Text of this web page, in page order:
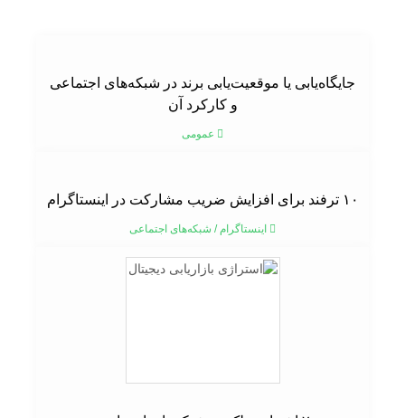
جایگاه‌یابی یا موقعیت‌یابی برند در شبکه‌های اجتماعی
و کارکرد آن
عمومی
۱۰ ترفند برای افزایش ضریب مشارکت در اینستاگرام
اینستاگرام/شبکه‌های اجتماعی